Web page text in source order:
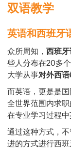
双语教学
Cuerpo
英语和西班牙
众所周知， 西班
些人分布在20多
大学从事对外西
而英语，更是是
全世界范围内求
在专业学习过程中
通过这种方式，
进的方式进行西